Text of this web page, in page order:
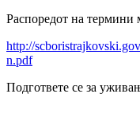
Распоредот на термини
http://
n.pdf
Подгответе се за